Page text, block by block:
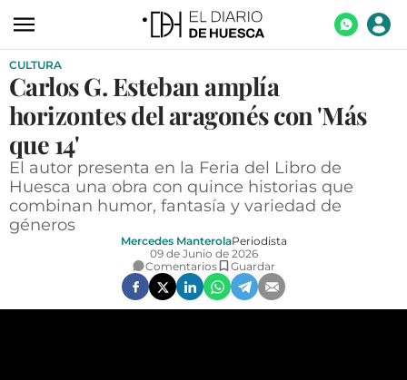
ACTUALIDAD
ECONOMÍA
TECNOLOGÍA
TURISMO
AGROALIMENTACIÓN
DEPORTES
SOCIEDAD
CULTURA
Carlos G. Esteban amplía
horizontes del aragonés con 'Más
que 14'
El autor presenta en la Feria del Libro de
Huesca una obra con quince historias que
combinan humor, fantasía y variedad de
géneros
Mercedes ManterolaPeriodista
09 de Junio de 2026
Comentarios
Guardar